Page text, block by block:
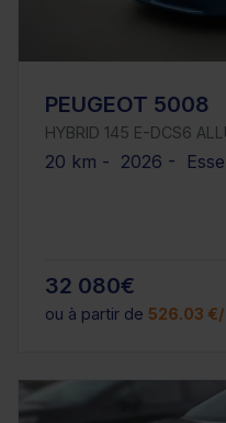
PEUGEOT 5008
HYBRID 145 E-DCS6
20 km - 2026 -
32 080€
ou à partir de 526.03